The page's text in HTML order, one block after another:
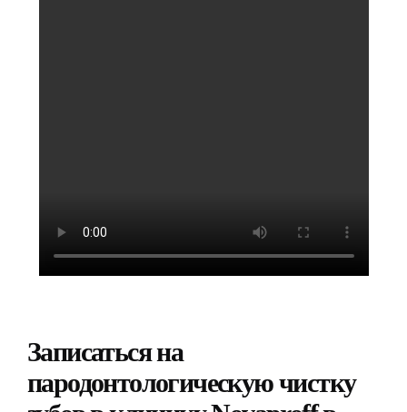
Записаться на
пародонтологическую чистку